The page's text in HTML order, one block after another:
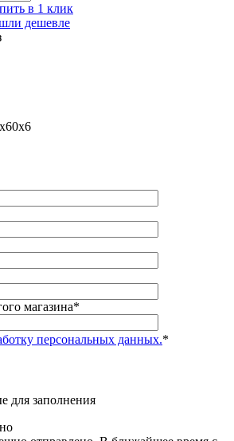
в 1 клик
дешевле
магазина*
персональных данных.*
для заполнения